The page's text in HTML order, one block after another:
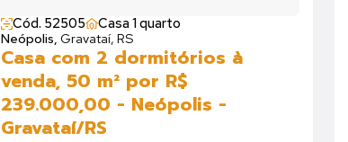
Cód. 52505 Casa 1 quarto
Neópolis, Gravataí, RS
Casa com 2 dormitórios à
venda, 50 m² por R$
239.000,00 - Neópolis -
Gravataí/RS